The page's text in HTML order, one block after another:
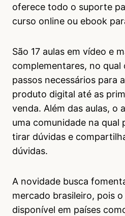
oferece todo o suporte
curso online ou ebook
São 17 aulas em vídeo e
complementares, no qual
passos necessários para
produto digital até as
venda. Além das aulas, o
uma comunidade na qual
tirar dúvidas e
dúvidas.
A novidade busca
mercado brasileiro, pois
disponível em países